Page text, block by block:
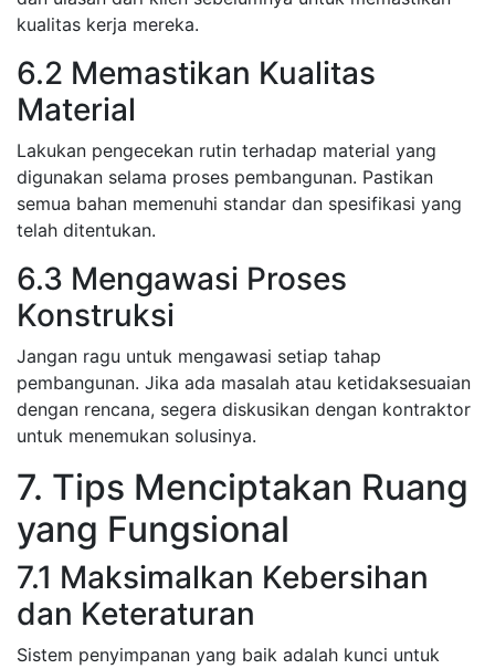
kualitas kerja mereka.
6.2 Memastikan Kualitas
Material
Lakukan pengecekan rutin terhadap material yang
digunakan selama proses pembangunan. Pastikan
semua bahan memenuhi standar dan spesifikasi yang
telah ditentukan.
6.3 Mengawasi Proses
Konstruksi
Jangan ragu untuk mengawasi setiap tahap
pembangunan. Jika ada masalah atau ketidaksesuaian
dengan rencana, segera diskusikan dengan kontraktor
untuk menemukan solusinya.
7. Tips Menciptakan Ruang
yang Fungsional
7.1 Maksimalkan Kebersihan
dan Keteraturan
Sistem penyimpanan yang baik adalah kunci untuk